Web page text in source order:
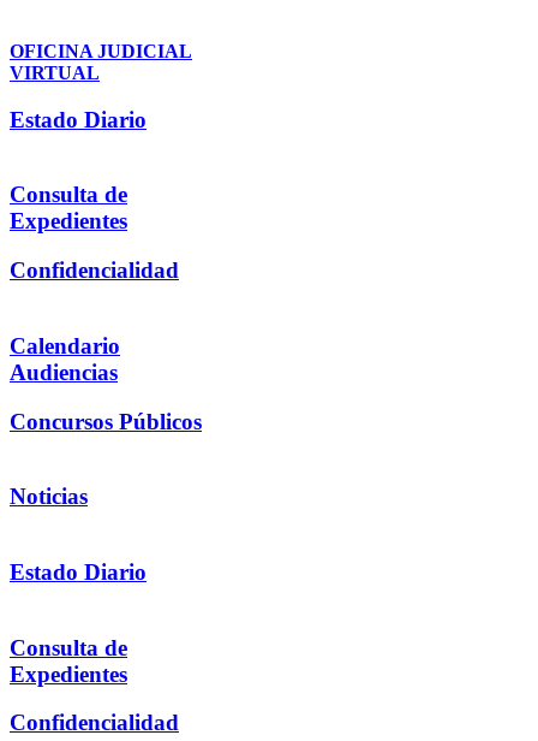
OFICINA JUDICIAL
VIRTUAL
Estado Diario
Consulta de
Expedientes
Confidencialidad
Calendario
Audiencias
Concursos Públicos
Noticias
Estado Diario
Consulta de
Expedientes
Confidencialidad